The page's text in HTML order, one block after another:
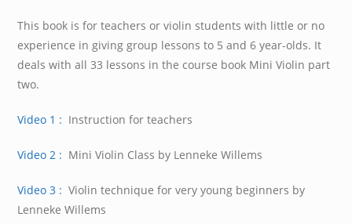
This book is for teachers or violin students with little or no
experience in giving group lessons to 5 and 6 year-olds. It
deals with all 33 lessons in the course book Mini Violin part
two.
Video 1 : Instruction for teachers
Video 2 : Mini Violin Class by Lenneke Willems
Video 3 : Violin technique for very young beginners by
Lenneke Willems